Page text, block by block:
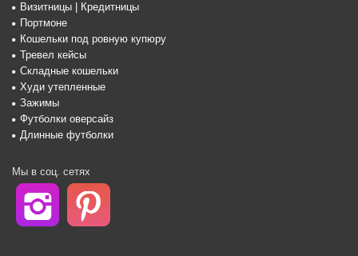
Визитницы | Кредитницы
Портмоне
Кошельки под ровную купюру
Тревел кейсы
Складные кошельки
Худи утепленные
Зажимы
Футболки оверсайз
Длинные футболки
Мы в соц. сетях